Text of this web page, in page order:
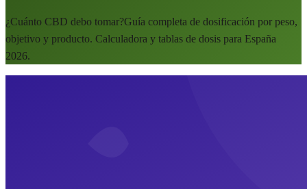
¿Cuánto CBD debo tomar?Guía completa de dosificación por peso,
objetivo y producto. Calculadora y tablas de dosis para España
2026.